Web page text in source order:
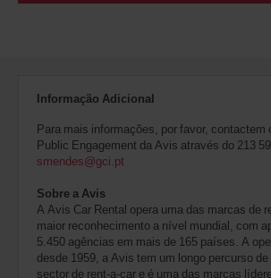
Informação Adicional
Para mais informações, por favor, contactem
Public Engagement da Avis através do 213
smendes@gci.pt
Sobre a Avis
A Avis Car Rental opera uma das marcas de
maior reconhecimento a nível mundial, com
5.450 agências em mais de 165 países. A
desde 1959, a Avis tem um longo percurso
sector de rent-a-car e é uma das marcas